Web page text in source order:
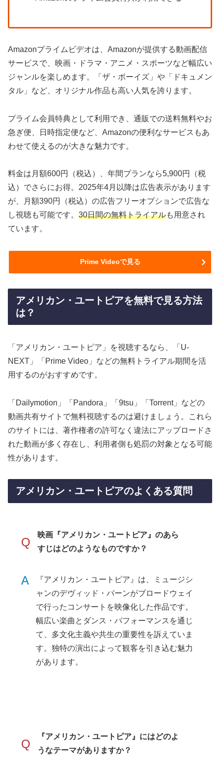
Amazonプライムビデオは、Amazonが提供する動画配信
サービスで、映画・ドラマ・アニメ・スポーツなど幅広い
ジャンルを楽しめます。「ザ・ボーイズ」や「ドキュメン
タル」など、オリジナル作品も高い人気を誇ります。
プライム会員特典として利用でき、通販での送料無料やお
急ぎ便、日時指定便など、Amazonの便利なサービスもあ
わせて使えるのが大きな魅力です。
料金は月額600円（税込）、年間プランなら5,900円（税
込）でさらにお得。2025年4月以降は広告表示があります
が、月額390円（税込）の広告フリーオプションで広告な
し視聴も可能です。 30日間の無料トライアルも用意され
ています。
Prime Videoで見る
アメリカン・ユートピアを無料で見る方法
は？
「アメリカン・ユートピア」を視聴するなら、「U-
NEXT」「Prime Video」などの無料トライアル期間を活
用するのがおすすめです。
「Dailymotion」「Pandora」「9tsu」「Torrent」などの
動画共有サイトで無料視聴するのは避けましょう。これら
のサイトには、著作権者の許可なく違法にアップロードさ
れた動画が多く存在し、利用者側も処罰の対象となる可能
性があります。
アメリカン・ユートピアのよくある質問
Q
映画『アメリカン・ユートピア』のあら
すじはどのようなものですか？
A
『アメリカン・ユートピア』は、ミュージシ
ャンのデヴィッド・バーンがブロードウェイ
で行ったコンサートを映像化した作品です。
幅広い楽曲とダンス・パフォーマンスを通じ
て、多文化主義や共生の重要性を訴えていま
す。独特の演出によって観客を引き込む魅力
があります。
Q
『アメリカン・ユートピア』にはどのよ
うなテーマがありますか？